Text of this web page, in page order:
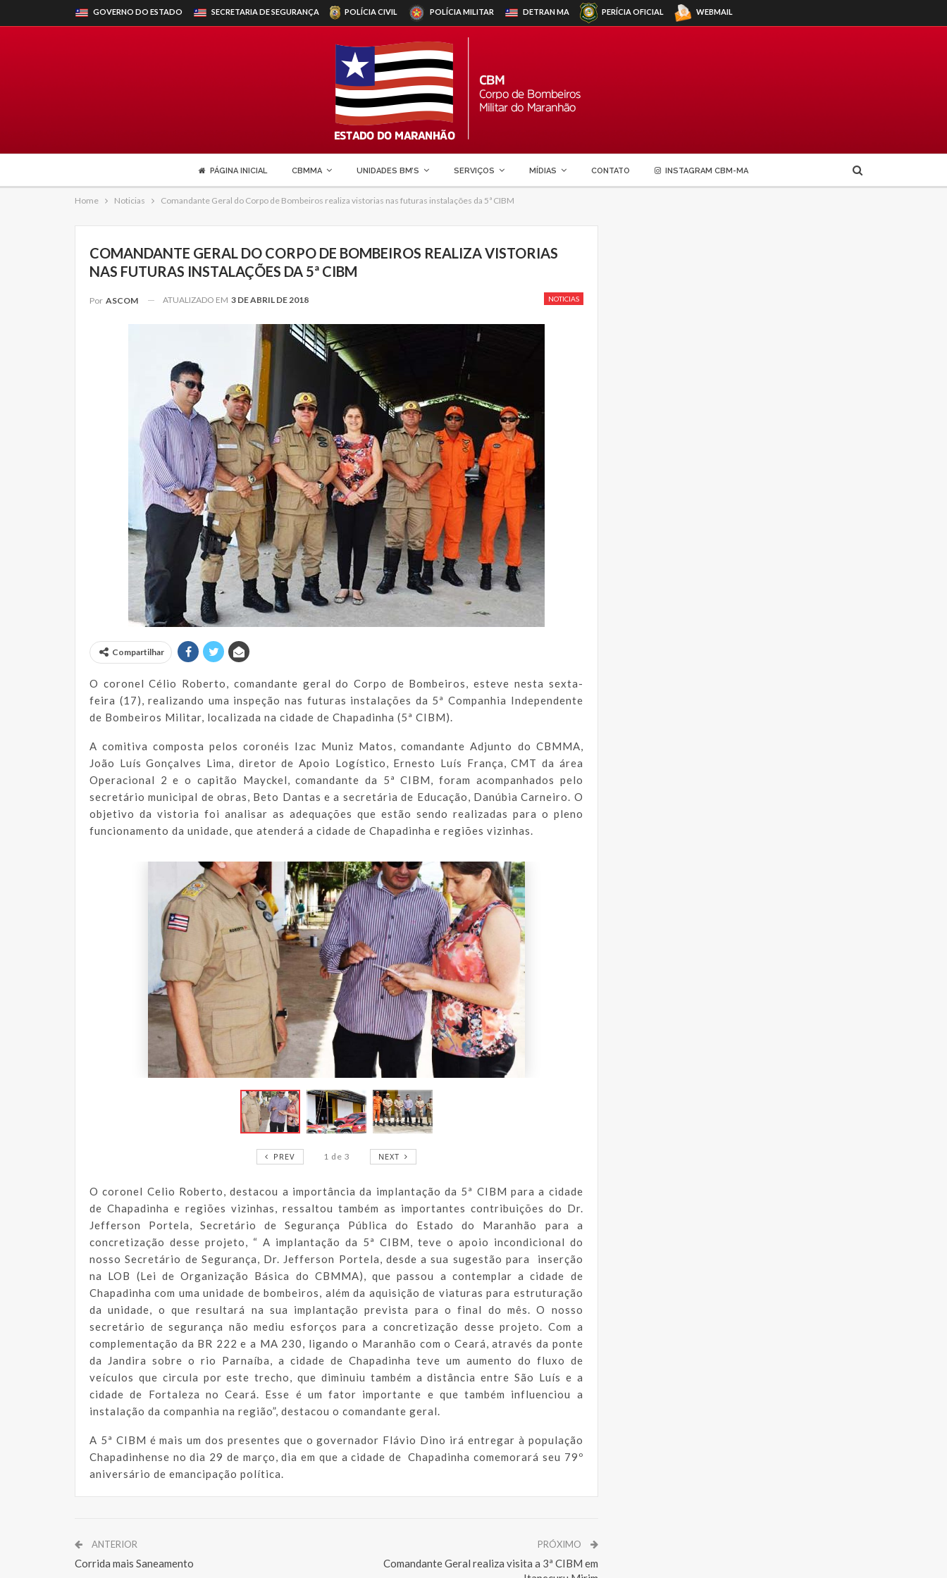
GOVERNO DO ESTADO SECRETARIA DE SEGURANÇA POLÍCIA CIVIL POLÍCIA MILITAR DETRANMA PERÍCIA OFICIAL WEBMAIL
PÁGINA INICIAL CBMMA UNIDADES BM’S SERVIÇOS MÍDIAS CONTATO INSTAGRAM CBM-MA
Home Noticias Comandante Geral do Corpo de Bombeiros realiza vistorias nas futuras instalações da 5ª CIBM
COMANDANTE GERAL DO CORPO DE BOMBEIROS REALIZA VISTORIAS
NAS FUTURAS INSTALAÇÕES DA 5ª CIBM
NOTICIAS
Por ASCOM ATUALIZADO EM 3 DE ABRIL DE 2018
Compartilhar
O coronel Célio Roberto, comandante geral do Corpo de Bombeiros, esteve nesta sexta-
feira (17), realizando uma inspeção nas futuras instalações da 5ª Companhia Independente
de Bombeiros Militar, localizada na cidade de Chapadinha (5ª CIBM).
A comitiva composta pelos coronéis Izac Muniz Matos, comandante Adjunto do CBMMA,
João Luís Gonçalves Lima, diretor de Apoio Logístico, Ernesto Luís França, CMT da área
Operacional 2 e o capitão Mayckel, comandante da 5ª CIBM, foram acompanhados pelo
secretário municipal de obras, Beto Dantas e a secretária de Educação, Danúbia Carneiro. O
objetivo da vistoria foi analisar as adequações que estão sendo realizadas para o pleno
funcionamento da unidade, que atenderá a cidade de Chapadinha e regiões vizinhas.
PREV 1 de 3 NEXT
O coronel Celio Roberto, destacou a importância da implantação da 5ª CIBM para a cidade
de Chapadinha e regiões vizinhas, ressaltou também as importantes contribuições do Dr.
Jefferson Portela, Secretário de Segurança Pública do Estado do Maranhão para a
concretização desse projeto, “ A implantação da 5ª CIBM, teve o apoio incondicional do
nosso Secretário de Segurança, Dr. Jefferson Portela, desde a sua sugestão para inserção
na LOB (Lei de Organização Básica do CBMMA), que passou a contemplar a cidade de
Chapadinha com uma unidade de bombeiros, além da aquisição de viaturas para estruturação
da unidade, o que resultará na sua implantação prevista para o final do mês. O nosso
secretário de segurança não mediu esforços para a concretização desse projeto. Com a
complementação da BR 222 e a MA 230, ligando o Maranhão com o Ceará, através da ponte
da Jandira sobre o rio Parnaíba, a cidade de Chapadinha teve um aumento do fluxo de
veículos que circula por este trecho, que diminuiu também a distância entre São Luís e a
cidade de Fortaleza no Ceará. Esse é um fator importante e que também influenciou a
instalação da companhia na região”, destacou o comandante geral.
A 5ª CIBM é mais um dos presentes que o governador Flávio Dino irá entregar à população
Chapadinhense no dia 29 de março, dia em que a cidade de Chapadinha comemorará seu 79º
aniversário de emancipação política.
ANTERIOR
Corrida mais Saneamento
PRÓXIMO
Comandante Geral realiza visita a 3ª CIBM em